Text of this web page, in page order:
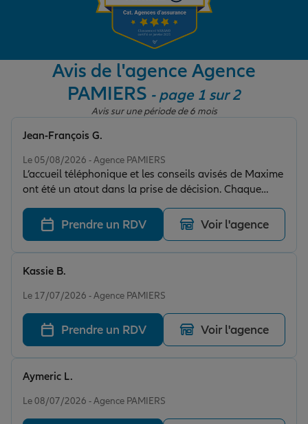
Garantie des accidents de la vie
Assurance scolaire
Protection juridique
Retraite
Tous nos devis d'assurance
Avis de l'agence Agence
PAMIERS - page 1 sur 2
Avis sur une période de 6 mois
Le 05/08/2026 - Agence PAMIERS
L’accueil téléphonique et les conseils avisés de Maxime
ont été un atout dans la prise de décision. Chaque
devis a été expliqué et argumenté pour permettre un
choix éclairé. Et l’efficacité a été au rendez-vous pour le
changement de compagnie d’assurance. Bravo.
Jean-François G.
Prendre un RDV Voir l'agence
Le 17/07/2026 - Agence PAMIERS
Kassie B.
Prendre un RDV Voir l'agence
Le 08/07/2026 - Agence PAMIERS
Aymeric L.